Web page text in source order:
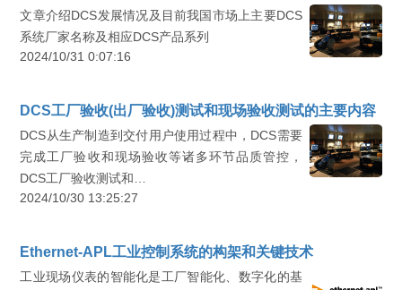
文章介绍DCS发展情况及目前我国市场上主要DCS
系统厂家名称及相应DCS产品系列
2024/10/31 0:07:16
DCS工厂验收(出厂验收)测试和现场验收测试的主要内容
DCS从生产制造到交付用户使用过程中，DCS需要
完成工厂验收和现场验收等诸多环节品质管控，
DCS工厂验收测试和…
2024/10/30 13:25:27
Ethernet-APL工业控制系统的构架和关键技术
工业现场仪表的智能化是工厂智能化、数字化的基